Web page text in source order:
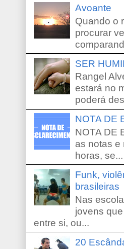
Avoante
Quando o
procurar
SER
Rangel
estará no
poderá
NOTA DE
NOTA DE
as notas e
horas, se...
Funk,
brasileiras
Nas
jovens
entre si, ou...
20